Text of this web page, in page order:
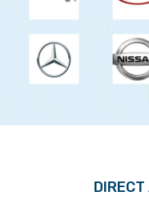
DIRECT